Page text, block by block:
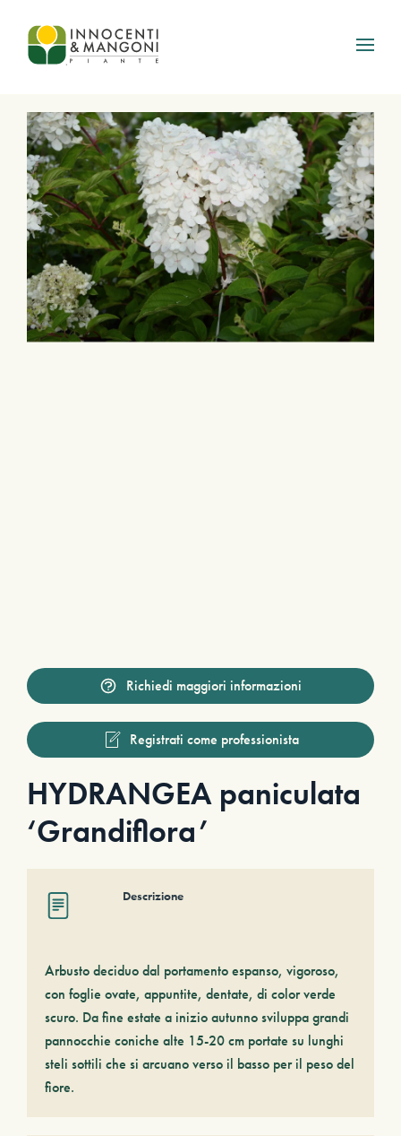
Skip to main content
Richiedi maggiori informazioni
Registrati come professionista
HYDRANGEA paniculata
‘Grandiflora’
Descrizione
Arbusto deciduo dal portamento espanso, vigoroso,
con foglie ovate, appuntite, dentate, di color verde
scuro. Da fine estate a inizio autunno sviluppa grandi
pannocchie coniche alte 15-20 cm portate su lunghi
steli sottili che si arcuano verso il basso per il peso del
fiore.